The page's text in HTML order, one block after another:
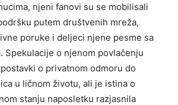
njeni fanovi su se mobilisali
putem društvenih mreža,
poruke i deljeci njene pesme sa
Spekulacije o njenom povlačenju
o privatnom odmoru do
u ličnom životu, ali je istina o
stanju naposletku razjasnila